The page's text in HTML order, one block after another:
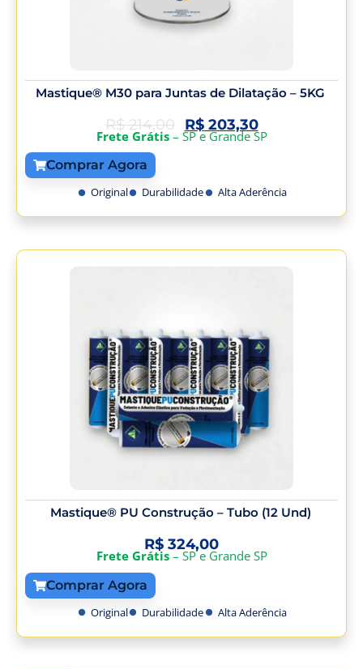
Mastique® M30 para Juntas de Dilatação – 5KG
R$214,00 R$203,30
Frete Grátis– SP e Grande SP
Comprar Agora
Original Durabilidade Alta Aderência
Mastique® PU Construção – Tubo (12 Und)
R$ 324,00
Frete Grátis– SP e Grande SP
Comprar Agora
Original Durabilidade Alta Aderência